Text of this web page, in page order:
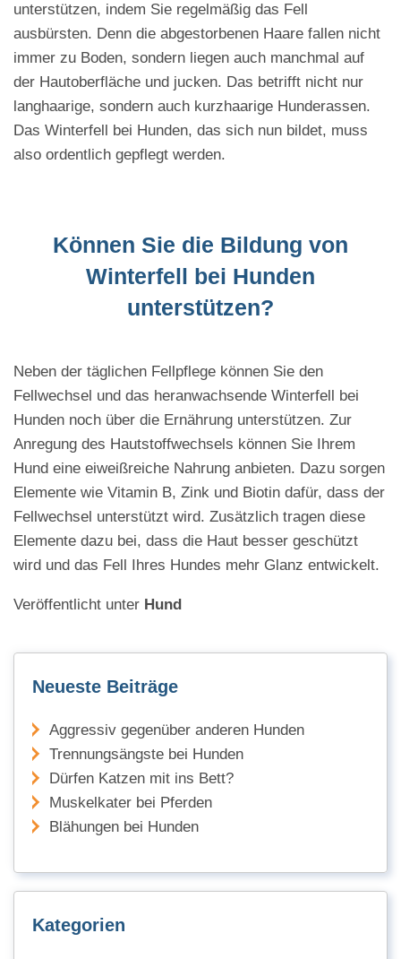
unterstützen, indem Sie regelmäßig das Fell
ausbürsten. Denn die abgestorbenen Haare fallen nicht
immer zu Boden, sondern liegen auch manchmal auf
der Hautoberfläche und jucken. Das betrifft nicht nur
langhaarige, sondern auch kurzhaarige Hunderassen.
Das Winterfell bei Hunden, das sich nun bildet, muss
also ordentlich gepflegt werden.
Können Sie die Bildung von
Winterfell bei Hunden
unterstützen?
Neben der täglichen Fellpflege können Sie den
Fellwechsel und das heranwachsende Winterfell bei
Hunden noch über die Ernährung unterstützen. Zur
Anregung des Hautstoffwechsels können Sie Ihrem
Hund eine eiweißreiche Nahrung anbieten. Dazu sorgen
Elemente wie Vitamin B, Zink und Biotin dafür, dass der
Fellwechsel unterstützt wird. Zusätzlich tragen diese
Elemente dazu bei, dass die Haut besser geschützt
wird und das Fell Ihres Hundes mehr Glanz entwickelt.
Veröffentlicht unter Hund
Neueste Beiträge
Aggressiv gegenüber anderen Hunden
Trennungsängste bei Hunden
Dürfen Katzen mit ins Bett?
Muskelkater bei Pferden
Blähungen bei Hunden
Kategorien